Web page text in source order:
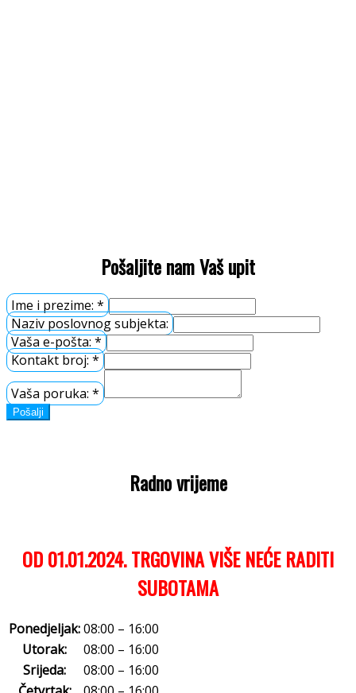
Pošaljite nam Vaš upit
Ime i prezime: *
Naziv poslovnog subjekta:
Vaša e-pošta:*
Kontakt broj:*
Vaša poruka: *
Pošalji
Radno vrijeme
OD 01.01.2024. TRGOVINA VIŠE NEĆE RADITI
SUBOTAMA
Ponedjeljak:08:00 – 16:00
Utorak:
08:00 – 16:00
Srijeda:
08:00 – 16:00